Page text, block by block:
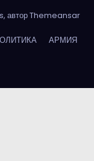
авторThemeansar
АРМИЯ